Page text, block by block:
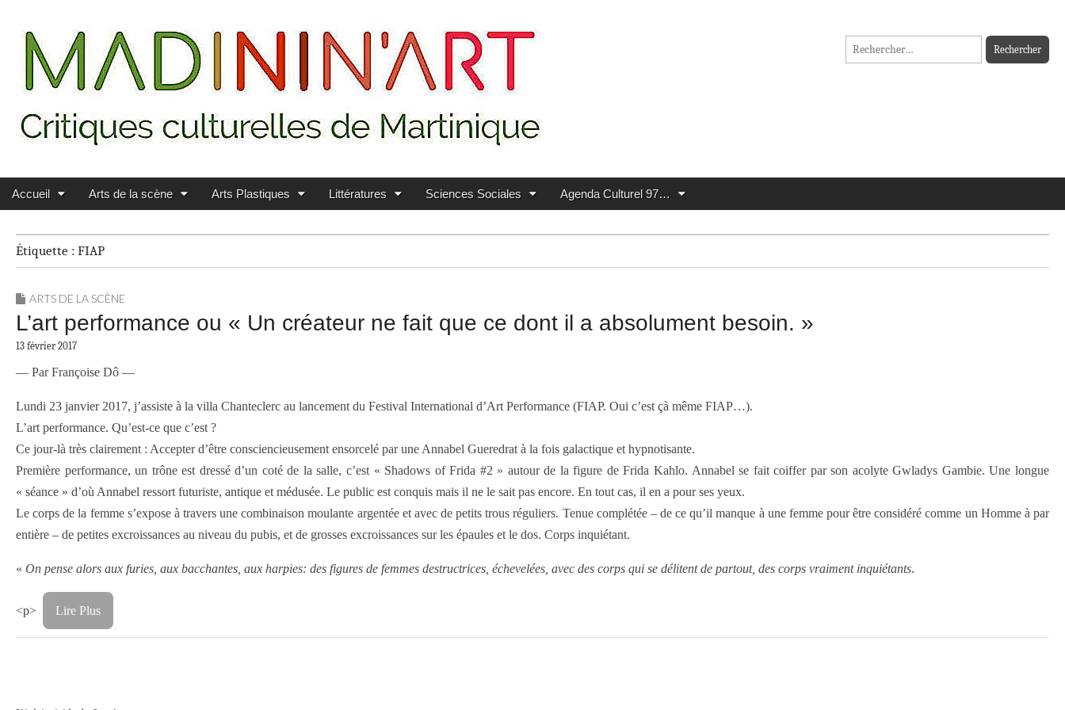
MADININ'ART
Rechercher :
Main menu
Skip to content
Accueil Arts de la scène Arts Plastiques Littératures Sciences Sociales Agenda Culturel 97…
Étiquette : FIAP
ARTS DE LA SCÈNE
L’art performance ou « Un créateur ne fait que ce dont il a absolument besoin. »
13 février 2017
— Par Françoise Dô —
Lundi 23 janvier 2017, j’assiste à la villa Chanteclerc au lancement du Festival International d’Art Performance (FIAP. Oui c’est çà même FIAP…).
L’art performance. Qu’est-ce que c’est ?
Ce jour-là très clairement : Accepter d’être consciencieusement ensorcelé par une Annabel Gueredrat à la fois galactique et hypnotisante.
Première performance, un trône est dressé d’un coté de la salle, c’est « Shadows of Frida #2 » autour de la figure de Frida Kahlo. Annabel se fait coiffer par son acolyte Gwladys Gambie. Une longue
« séance » d’où Annabel ressort futuriste, antique et médusée. Le public est conquis mais il ne le sait pas encore. En tout cas, il en a pour ses yeux.
Le corps de la femme s’expose à travers une combinaison moulante argentée et avec de petits trous réguliers. Tenue complétée – de ce qu’il manque à une femme pour être considéré comme un Homme à par
entière – de petites excroissances au niveau du pubis, et de grosses excroissances sur les épaules et le dos. Corps inquiétant.
« On pense alors aux furies, aux bacchantes, aux harpies: des figures de femmes destructrices, échevelées, avec des corps qui se délitent de partout, des corps vraiment inquiétants.
<p> Lire Plus